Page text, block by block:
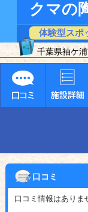
クマの
体験型スポ
千葉県袖ケ
口コミ
口コミ情報はありま